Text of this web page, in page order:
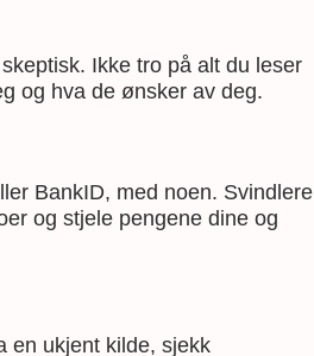
Ikke tro på alt du leser
og hva de ønsker av deg.
BankID, med noen. Svindlere
og stjele pengene dine og
en ukjent kilde, sjekk